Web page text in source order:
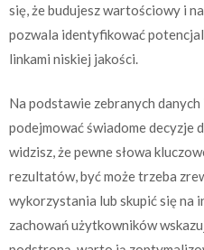
się, że budujesz wartościowy i
pozwala identyfikować
linkami niskiej jakości.
Na podstawie zebranych
podejmować świadome decyzje
widzisz, że pewne słowa
rezultatów, być może trzeba
wykorzystania lub skupić się na
zachowań użytkowników